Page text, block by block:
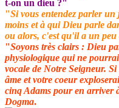
t-on un dieu ?"
"Si vous entendez parler
moins et à qui Dieu parle
ou alors, c'est qu'il a un peu
"Soyons très clairs : Dieu
physiologique qui ne
vocale de Notre Seigneur.
âme et votre coeur
cinq Adams pour en arriver
Dogma.